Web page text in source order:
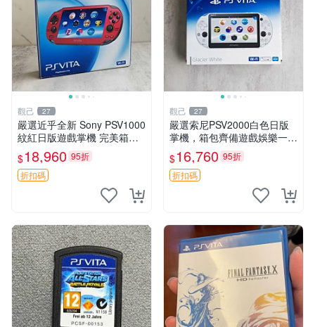
觀己 27
嚴選近乎全新 Sony PSV1000
紋紅日版遊戲掌機 完美箱套
SONY 日本原裝 PSV1000 紅
色 手機遊戲掌機 Sony 游戲
機
$18,960 95折
折扣碼
觀己 27
嚴選索尼PSV2000白色日版
掌機，箱包齊備遊戲娛樂一應
俱全 PSV2000 索尼 電玩掌機
日版 品牌掌機
$16,760 95折
折扣碼